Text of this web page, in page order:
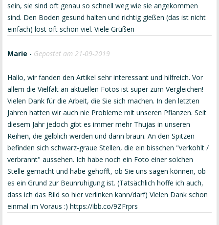
sein, sie sind oft genau so schnell weg wie sie angekommen
sind. Den Boden gesund halten und richtig gießen (das ist nicht
einfach) löst oft schon viel. Viele Grüßen
Marie - Gepostet am 21-09-2019
Hallo, wir fanden den Artikel sehr interessant und hilfreich. Vor
allem die Vielfalt an aktuellen Fotos ist super zum Vergleichen!
Vielen Dank für die Arbeit, die Sie sich machen. In den letzten
Jahren hatten wir auch nie Probleme mit unseren Pflanzen. Seit
diesem Jahr jedoch gibt es immer mehr Thujas in unseren
Reihen, die gelblich werden und dann braun. An den Spitzen
befinden sich schwarz-graue Stellen, die ein bisschen "verkohlt /
verbrannt" aussehen. Ich habe noch ein Foto einer solchen
Stelle gemacht und habe gehofft, ob Sie uns sagen können, ob
es ein Grund zur Beunruhigung ist. (Tatsächlich hoffe ich auch,
dass ich das Bild so hier verlinken kann/darf) Vielen Dank schon
einmal im Voraus :) https://ibb.co/9ZFrprs